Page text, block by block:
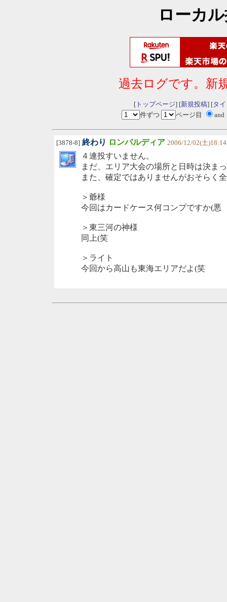
ローカ
過去ログです。新
[トップページ] [新規投稿] [タ
件ずつ
ページ目 and
[3878-8] 終わり ロンバルディア 2006/12/02(土)18:14
４連投すいません。
まだ、エリア大会の場所と日時は決ま
また、確定ではありませんがおそらく
＞爺様
今回はカードケース何コンプですか(悪
＞東三河の神様
同上(笑
＞ライト
今回から高山も東海エリアだよ(笑